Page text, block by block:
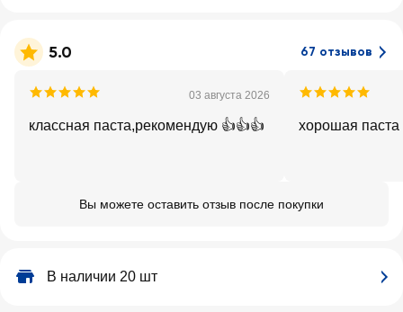
5.0 67 отзывов
03 августа 2026
классная паста,рекомендую 👍👍👍 хорошая паста
Вы можете оставить отзыв после покупки
В наличии 20 шт